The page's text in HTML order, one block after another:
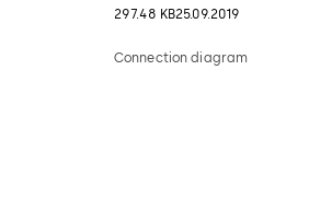
297.48 KB25.09.2019
Connection diagram